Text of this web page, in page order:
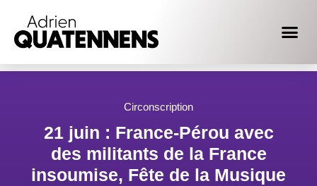
Circonscription
21 juin : France-Pérou avec
des militants de la France
insoumise, Fête de la Musique